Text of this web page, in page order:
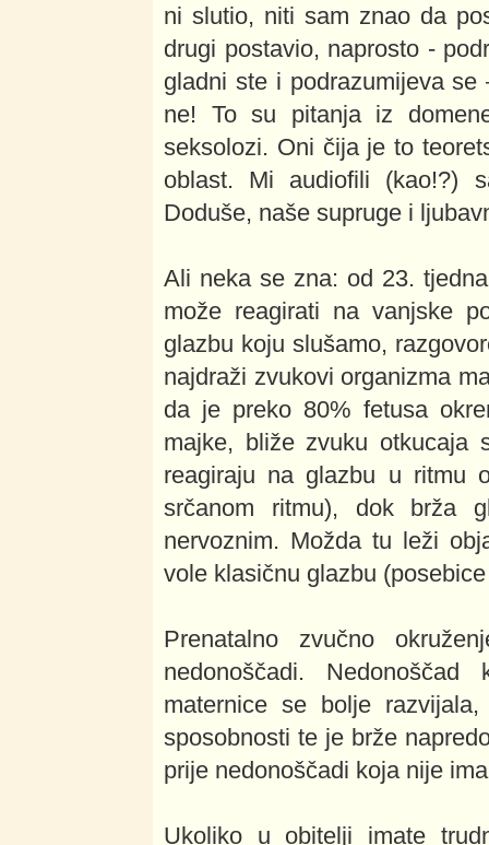
ni slutio, niti sam znao da
drugi postavio, naprosto -
gladni ste i podrazumijeva
ne! To su pitanja iz
seksolozi. Oni čija je to
oblast. Mi audiofili (kao!?)
Doduše, naše supruge i
Ali neka se zna: od 23.
može reagirati na vanjske
glazbu koju slušamo,
najdraži zvukovi organizma
da je preko 80% fetusa
majke, bliže zvuku otkucaja
reagiraju na glazbu u ritmu
srčanom ritmu), dok brža
nervoznim. Možda tu leži
vole klasičnu glazbu
Prenatalno zvučno
nedonoščadi.
maternice se bolje
sposobnosti te je brže
prije nedonoščadi koja nije
Ukoliko u obitelji imate